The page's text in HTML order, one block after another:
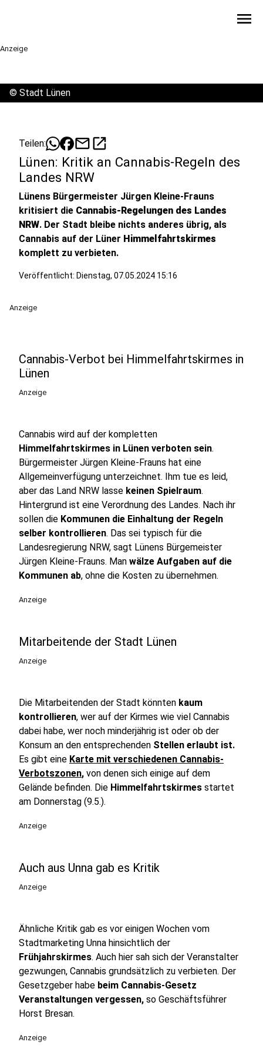
menu
Anzeige
© Stadt Lünen
Teilen: mailopen_in_new
Lünen: Kritik an Cannabis-Regeln des
Landes NRW
Lünens Bürgermeister Jürgen Kleine-Frauns
kritisiert die Cannabis-Regelungen des Landes
NRW. Der Stadt bleibe nichts anderes übrig, als
Cannabis auf der Lüner Himmelfahrtskirmes
komplett zu verbieten.
Veröffentlicht: Dienstag, 07.05.2024 15:16
Anzeige
Cannabis-Verbot bei Himmelfahrtskirmes in
Lünen
Anzeige
Cannabis wird auf der kompletten
Himmelfahrtskirmes in Lünen verboten sein.
Bürgermeister Jürgen Kleine-Frauns hat eine
Allgemeinverfügung unterzeichnet. Ihm tue es leid,
aber das Land NRW lasse keinen Spielraum.
Hintergrund ist eine Verordnung des Landes. Nach ihr
sollen die Kommunen die Einhaltung der Regeln
selber kontrollieren. Das sei typisch für die
Landesregierung NRW, sagt Lünens Bürgemeister
Jürgen Kleine-Frauns. Man wälze Aufgaben auf die
Kommunen ab, ohne die Kosten zu übernehmen.
Anzeige
Mitarbeitende der Stadt Lünen
Anzeige
Die Mitarbeitenden der Stadt könnten kaum
kontrollieren, wer auf der Kirmes wie viel Cannabis
dabei habe, wer noch minderjährig ist oder ob der
Konsum an den entsprechenden Stellen erlaubt ist.
Es gibt eine Karte mit verschiedenen Cannabis-
Verbotszonen, von denen sich einige auf dem
Gelände befinden. Die Himmelfahrtskirmes startet
am Donnerstag (9.5.).
Anzeige
Auch aus Unna gab es Kritik
Anzeige
Ähnliche Kritik gab es vor einigen Wochen vom
Stadtmarketing Unna hinsichtlich der
Frühjahrskirmes. Auch hier sah sich der Veranstalter
gezwungen, Cannabis grundsätzlich zu verbieten. Der
Gesetzgeber habe beim Cannabis-Gesetz
Veranstaltungen vergessen, so Geschäftsführer
Horst Bresan.
Anzeige